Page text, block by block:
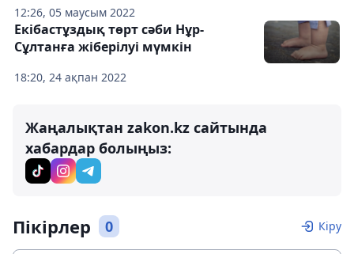
12:26, 05 маусым 2022
18:20, 24 ақпан 2022
Екібастұздық төрт сәби Нұр-
Сұлтанға жіберілуі мүмкін
Жаңалықтан zakon.kz сайтында
хабардар болыңыз:
Пікірлер 0 Кіру